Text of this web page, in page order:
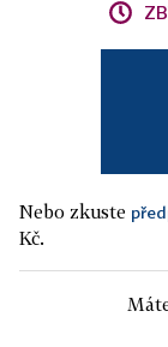
Nebo zkuste
Kč.